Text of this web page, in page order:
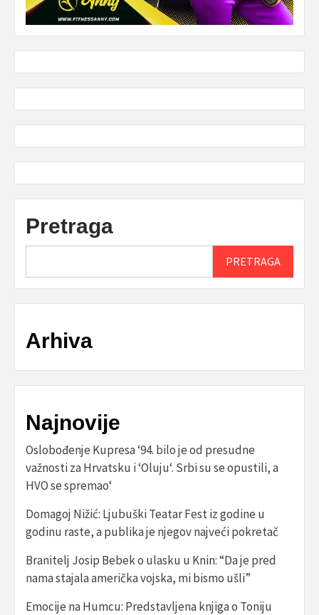
Pretraga
PRETRAGA
Arhiva
Najnovije
Oslobođenje Kupresa ‘94. bilo je od presudne
važnosti za Hrvatsku i ‘Oluju‘. Srbi su se opustili, a
HVO se spremao‘
Domagoj Nižić: Ljubuški Teatar Fest iz godine u
godinu raste, a publika je njegov najveći pokretač
Branitelj Josip Bebek o ulasku u Knin: “Da je pred
nama stajala američka vojska, mi bismo ušli”
Emocije na Humcu: Predstavljena knjiga o Toniju